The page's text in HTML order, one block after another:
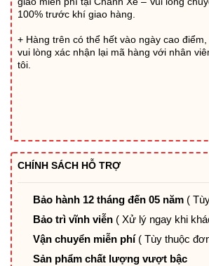
100% trước khí giao hàng.
+ Hàng trên có thể hết vào ngày cao
vui lòng xác nhận lại mã hàng với nhân
tôi.
CHÍNH SÁCH HỖ TRỢ
Bảo hành 12 tháng đến 05 năm (
Bảo trì vĩnh viễn ( Xử lý ngay khi
Vận chuyển miễn phí ( Tùy thuộc
Sản phẩm chất lượng vượt bậc